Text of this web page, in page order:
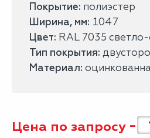
Покрытие: полиэстер
Ширина, мм: 1047
Цвет: RAL 7035
Тип покрытия:
Материал:
Цена по запросу -